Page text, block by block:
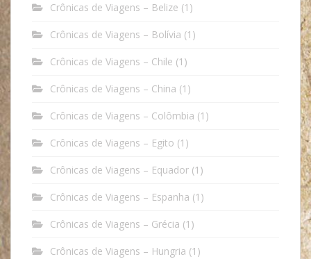
Crônicas de Viagens – Belize (1)
Crônicas de Viagens – Bolívia (1)
Crônicas de Viagens – Chile (1)
Crônicas de Viagens – China (1)
Crônicas de Viagens – Colômbia (1)
Crônicas de Viagens – Egito (1)
Crônicas de Viagens – Equador (1)
Crônicas de Viagens – Espanha (1)
Crônicas de Viagens – Grécia (1)
Crônicas de Viagens – Hungria (1)